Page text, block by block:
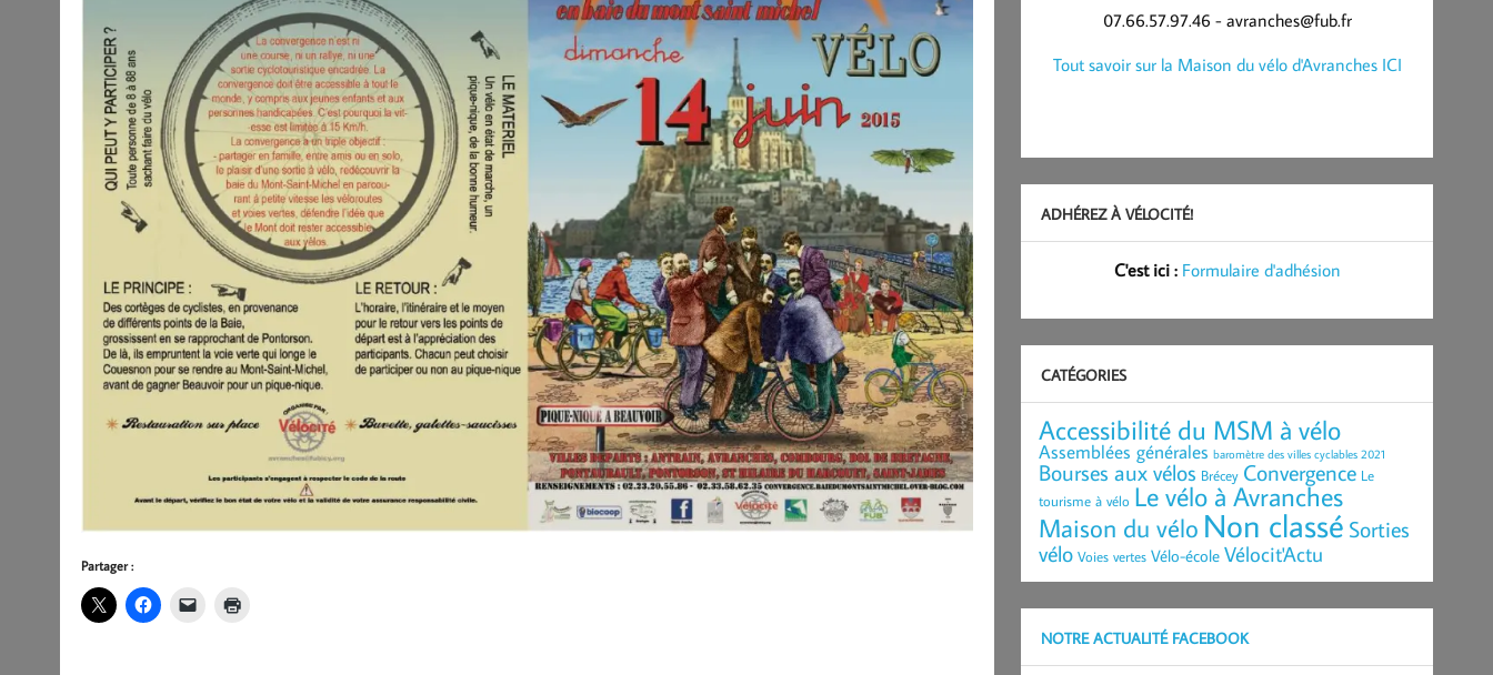
Partager :
07.66.57.97.46 - avranches@fub.fr
Tout savoir sur la Maison du vélo d'Avranches ICI
ADHÉREZ À VÉLOCITÉ!
C'est ici : Formulaire d'adhésion
CATÉGORIES
Accessibilité du MSM à vélo
Assemblées générales baromètre des villes cyclables 2021
Bourses aux vélos Brécey Convergence Le
tourisme à vélo Le vélo à Avranches
Maison du vélo Non classé Sorties
vélo Voies vertes Vélo-école Vélocit'Actu
NOTRE ACTUALITÉ FACEBOOK